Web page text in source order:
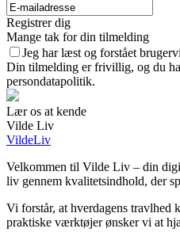
Registrer dig
Mange tak for din tilmelding
Jeg har læst og forstået
Din tilmelding er frivillig, og du
persondatapolitik.
Lær os at kende
Vilde Liv
VildeLiv
Velkommen til Vilde Liv – din
liv gennem kvalitetsindhold, der
Vi forstår, at hverdagens travlhed
praktiske værktøjer ønsker vi at